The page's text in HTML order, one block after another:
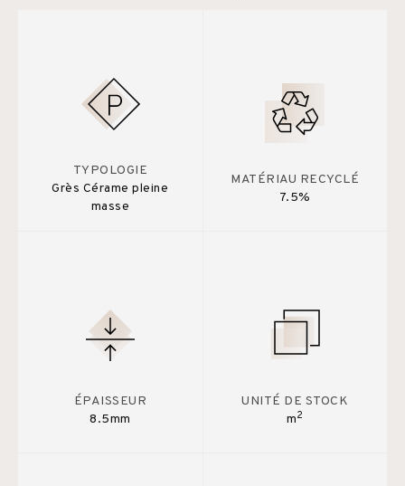
TYPOLOGIE
Grès Cérame pleine
masse
MATÉRIAU RECYCLÉ
7.5%
ÉPAISSEUR
8.5mm
UNITÉ DE STOCK
m2